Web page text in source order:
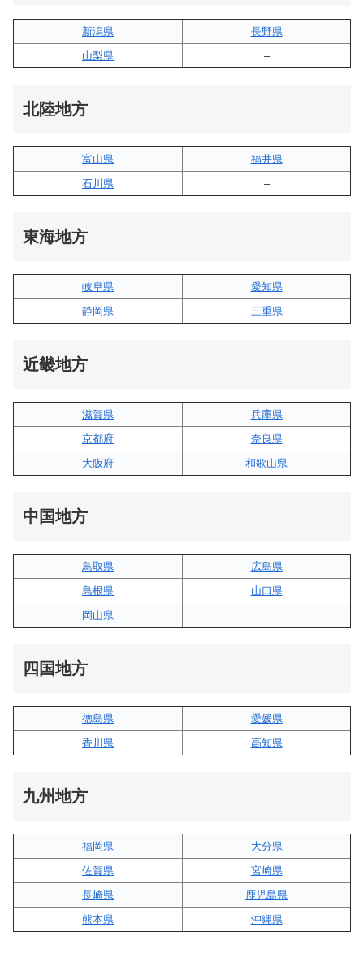
新潟県
長野県
山梨県
–
北陸地方
富山県
福井県
石川県
–
東海地方
岐阜県
愛知県
静岡県
三重県
近畿地方
滋賀県
兵庫県
京都府
奈良県
大阪府
和歌山県
中国地方
鳥取県
広島県
島根県
山口県
岡山県
–
四国地方
徳島県
愛媛県
香川県
高知県
九州地方
福岡県
大分県
佐賀県
宮崎県
長崎県
鹿児島県
熊本県
沖縄県